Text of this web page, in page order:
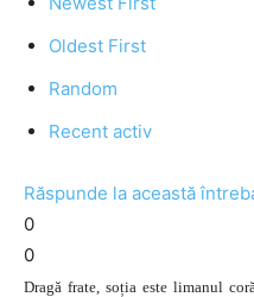
Oldest First
Random
Recent activ
Răspunde la această
0
0
Dragă frate, soția este limanul